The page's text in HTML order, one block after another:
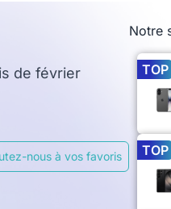
de février
nous à vos favoris
Notre
TOP
TOP